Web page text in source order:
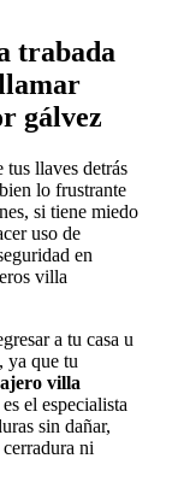
trabada
gálvez
tus llaves detrás
lo frustrante
si tiene miedo
uso de
en
villa
a tu casa u
ya que tu
villa
es el especialista
sin dañar,
ni